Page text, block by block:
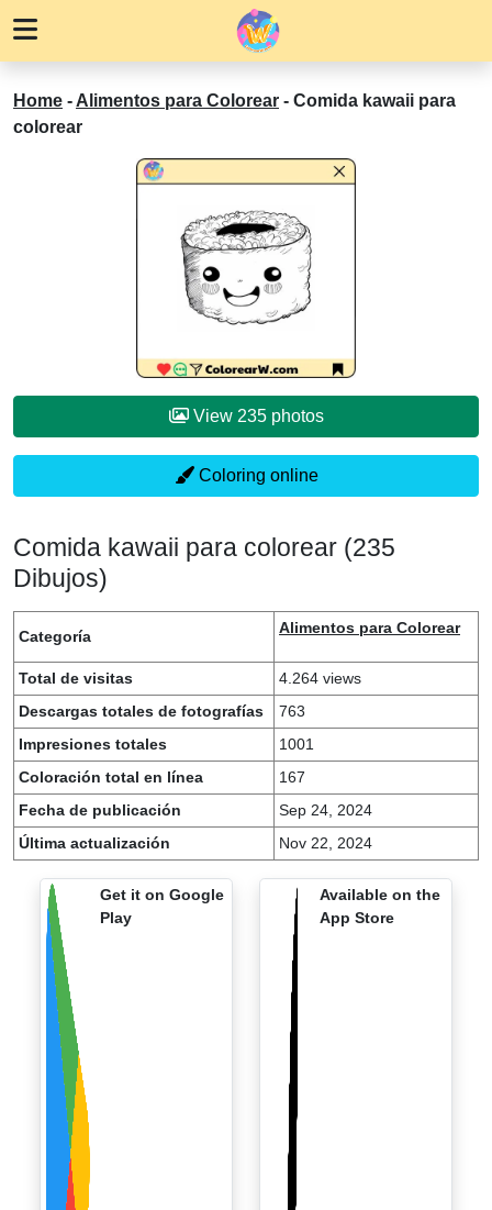
Home - Alimentos para Colorear - Comida kawaii para
colorear
View 235 photos
Coloring online
Comida kawaii para colorear (235
Dibujos)
Categoría Alimentos para Colorear
Total de visitas
4.264 views
Descargas totales de fotografías
763
Impresiones totales
1001
Coloración total en línea
167
Fecha de publicación
Sep 24, 2024
Última actualización
Nov 22, 2024
Get it on Google
Play
Available on the
App Store